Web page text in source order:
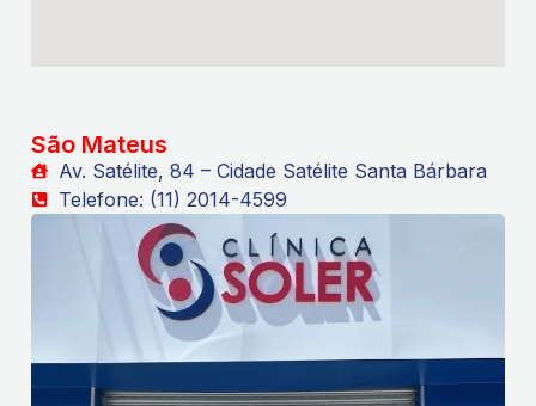
São Mateus
Av. Satélite, 84 – Cidade Satélite Santa Bárbara
Telefone: (11) 2014-4599